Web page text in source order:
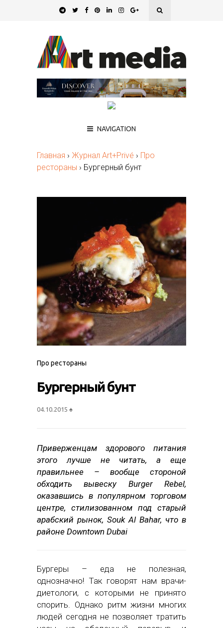
NAVIGATION
Главная › Журнал Art+Privé › Про
рестораны › Бургерный бунт
Про рестораны
Бургерный бунт
04.10.2015 ♠
Приверженцам здорового питания
этого лучше не читать, а еще
правильнее – вообще стороной
обходить вывеску Burger Rebel,
оказавшись в популярном торговом
центре, стилизованном под старый
арабский рынок, Souk Al Bahar, что в
районе Downtown Dubai
Бургеры – еда не полезная,
однозначно! Так говорят нам врачи-
диетологи, с которыми не принято
спорить. Однако ритм жизни многих
людей сегодня не позволяет тратить